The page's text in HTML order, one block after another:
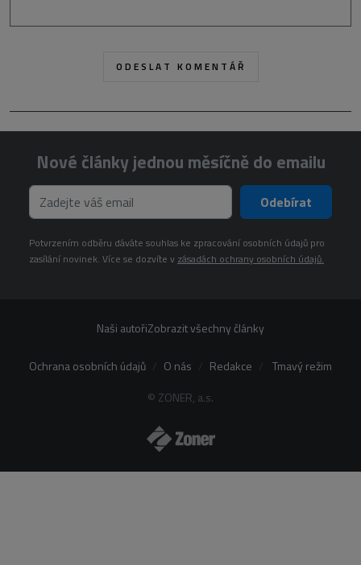
Nové články jednou měsíčně do emailu
Odebírat
Potvrzením odběru dáváte souhlas ke zpracování osobních údajů pro
zasílání novinek. Více se dozvíte v zásadách ochrany osobních údajů.
Naši autořiZobrazit všechny články
© ZONER, a.s.
Ochrana osobních údajů O nás Redakce Tmavý režim